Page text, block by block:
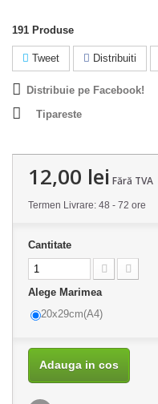
191 Produse
Tweet Distribuiti
Distribuie pe Facebook!
Tipareste
12,00 lei Fără TVA
Termen Livrare: 48 - 72 ore
Cantitate
Alege Marimea
20x29cm(A4)
Adauga in cos